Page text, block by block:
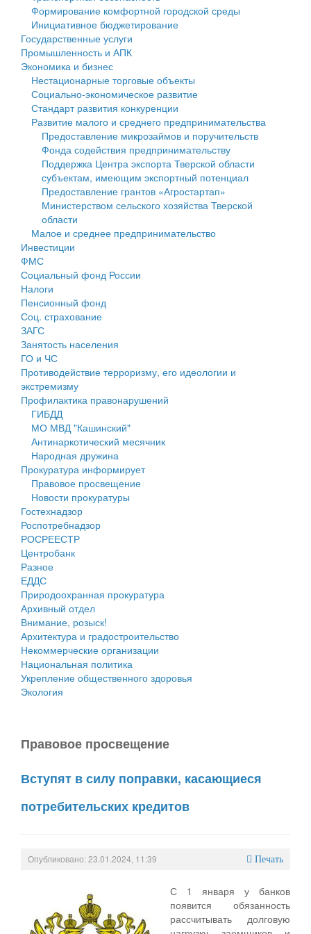
Государственные услуги
Промышленность и АПК
Экономика и бизнес
Символика
Устав
Гостям округа
Туризм
Культура
Образование
Здравоохранение
Социальная защита
Фотоальбом
муниципального округа Тверской области
Администрация Кашинского муниципального округа
Тверской области
Управление сельскими территориями
Открытые данные
Работа с обращениями граждан
Муниципальный контроль
Муниципальные услуги
Проекты административных регламентов
Антимонопольный комплаенс
Противодействие коррупции
Финансовое управление
Бюджет для граждан
Имущество
Выявление правообладателей ранее учтенных
объектов недвижимости
Имущественная поддержка субъектов малого и
среднего предпринимательства
Информационная поддержка субъектов малого и
среднего предпринимательства
Муниципальные программы
Контрольно-счетная палата
Персональные данные
Оценка регулирующего воздействия
Деятельность МУ
Нормативы градостроительного проектирования
Правила землепользования и застройки
Генеральные планы
Проекты планировки территории
Собрание депутатов
Городское поселение
Сельские поселения
Формирование комфортной городской среды
Инициативное бюджетирование
Государственные услуги
Промышленность и АПК
Экономика и бизнес
Нестационарные торговые объекты
Социально-экономическое развитие
Стандарт развития конкуренции
Развитие малого и среднего предпринимательства
Предоставление микрозаймов и поручительств
Фонда содействия предпринимательству
Поддержка Центра экспорта Тверской области
субъектам, имеющим экспортный потенциал
Предоставление грантов «Агростартап»
Министерством сельского хозяйства Тверской
области
Малое и среднее предпринимательство
Инвестиции
ФМС
Социальный фонд России
Налоги
Пенсионный фонд
Соц. страхование
ЗАГС
Занятость населения
ГО и ЧС
Противодействие терроризму, его идеологии и
экстремизму
Профилактика правонарушений
ГИБДД
МО МВД "Кашинский"
Антинаркотический месячник
Народная дружина
Прокуратура информирует
Правовое просвещение
Новости прокуратуры
Гостехнадзор
Роспотребнадзор
РОСРЕЕСТР
Центробанк
Разное
ЕДДС
Природоохранная прокуратура
Архивный отдел
Внимание, розыск!
Архитектура и градостроительство
Некоммерческие организации
Национальная политика
Укрепление общественного здоровья
Экология
Правовое просвещение
Вступят в силу поправки, касающиеся
потребительских кредитов
Опубликовано: 23.01.2024, 11:39 Печать
С 1 января у банков
появится обязанность
рассчитывать долговую